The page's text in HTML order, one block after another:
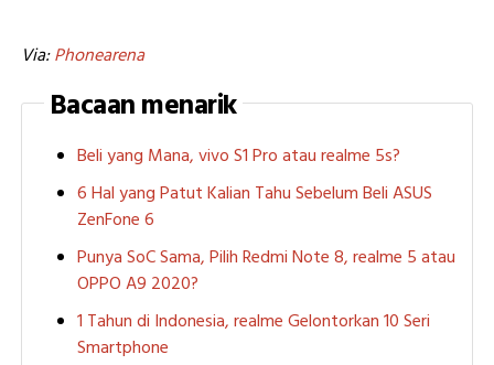
Via:Phonearena
Bacaan menarik
Beli yang Mana, vivo S1 Pro atau realme 5s?
6 Hal yang Patut Kalian Tahu Sebelum Beli ASUS
ZenFone 6
Punya SoC Sama, Pilih Redmi Note 8, realme 5 atau
OPPO A9 2020?
1 Tahun di Indonesia, realme Gelontorkan 10 Seri
Smartphone